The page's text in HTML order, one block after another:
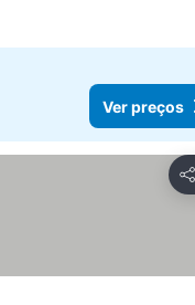
Ver preços